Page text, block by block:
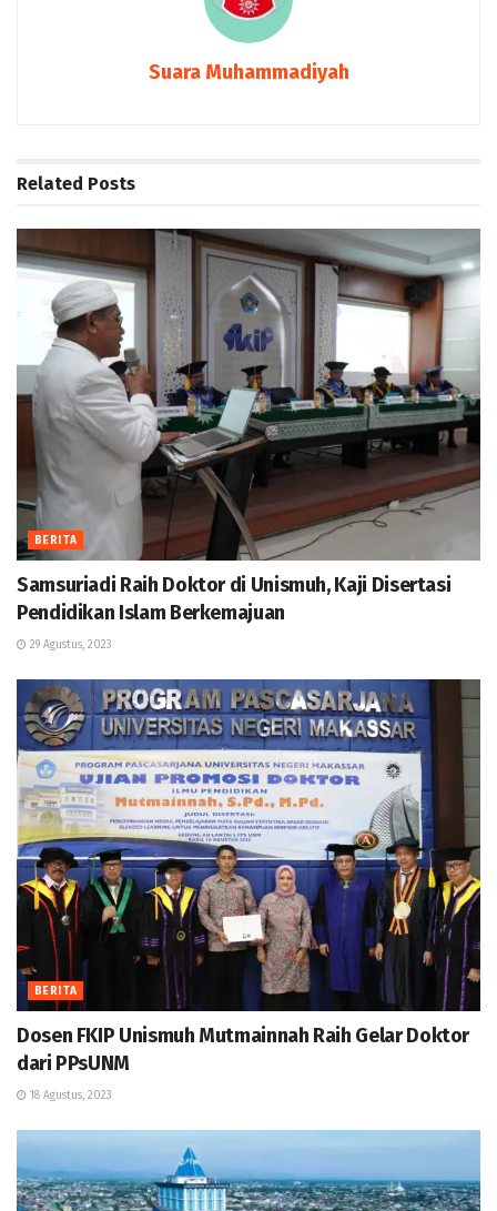
Suara Muhammadiyah
Related Posts
BERITA
Samsuriadi Raih Doktor di Unismuh, Kaji Disertasi
Pendidikan Islam Berkemajuan
29 Agustus, 2023
BERITA
Dosen FKIP Unismuh Mutmainnah Raih Gelar Doktor
dari PPsUNM
18 Agustus, 2023